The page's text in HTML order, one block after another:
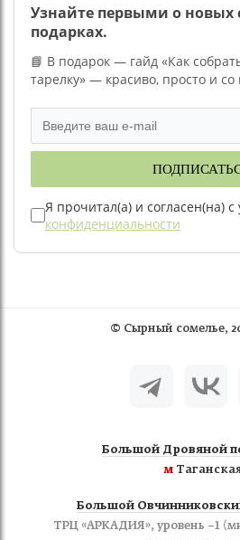
Мы отбираем только лучшие
ценителей качественной
области можно в интернет-
Сомелье»
Узнайте первыми о новых
подарках.
📘 В подарок — гайд «Как
тарелку» — красиво, просто и со
Я прочитал(а) и согласен(на) с
конфиденциальности
© Сырный сомелье,
Большой Дровяной
м
Большой
ТРЦ «АРКАДИЯ», уровень −1